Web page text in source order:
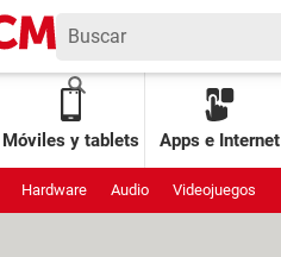
Móviles y tablets Apps e Internet
Hardware Audio Videojuegos